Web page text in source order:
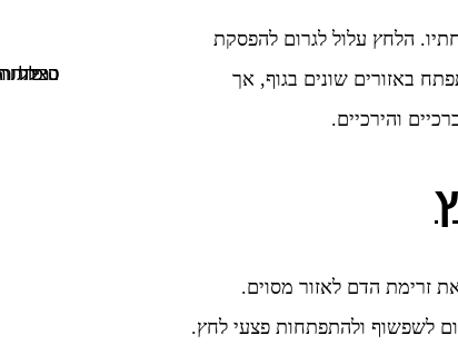
הלחץ עלול לגרום להפסקת
באזורים שונים בגוף, אך
והירכיים.
זרימת הדם לאזור מסוים.
לשפשוף ולהתפתחות פצעי לחץ.
הצלת רגל מכריתה: מניעה,